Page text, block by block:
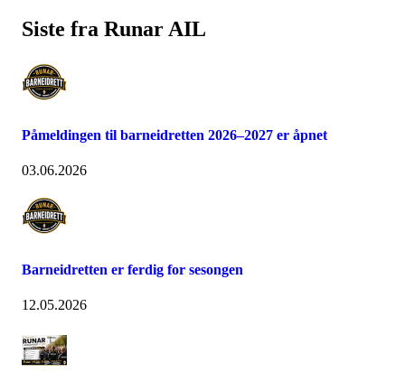
Siste fra Runar AIL
Påmeldingen til barneidretten 2026–2027 er åpnet
03.06.2026
Barneidretten er ferdig for sesongen
12.05.2026